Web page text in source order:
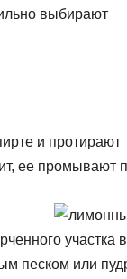
выбирают
и протирают
ее промывают
участка
песком или